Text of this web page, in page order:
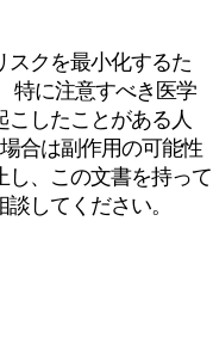
スクを最小化するた
特に注意すべき医学
こしたことがある人
合は副作用の可能性
し、この文書を持って
してください。